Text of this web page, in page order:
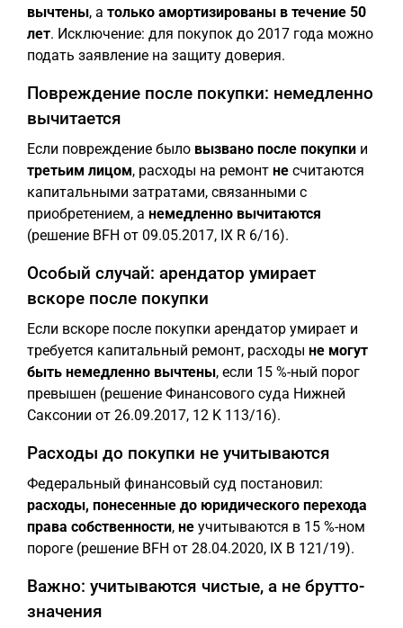
вычтены, а только амортизированы в течение 50
лет. Исключение: для покупок до 2017 года можно
подать заявление на защиту доверия.
Повреждение после покупки: немедленно
вычитается
Если повреждение было вызвано после покупки и
третьим лицом, расходы на ремонт не считаются
капитальными затратами, связанными с
приобретением, а немедленно вычитаются
(решение BFH от 09.05.2017, IX R 6/16).
Особый случай: арендатор умирает
вскоре после покупки
Если вскоре после покупки арендатор умирает и
требуется капитальный ремонт, расходы не могут
быть немедленно вычтены, если 15 %-ный порог
превышен (решение Финансового суда Нижней
Саксонии от 26.09.2017, 12 K 113/16).
Расходы до покупки не учитываются
Федеральный финансовый суд постановил:
расходы, понесенные до юридического перехода
права собственности, не учитываются в 15 %-ном
пороге (решение BFH от 28.04.2020, IX B 121/19).
Важно: учитываются чистые, а не брутто-
значения